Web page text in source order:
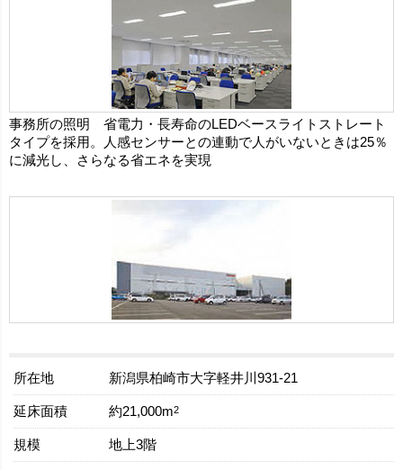
事務所の照明 省電力・長寿命のLEDベースライトストレート
タイプを採用。人感センサーとの連動で人がいないときは25％
に減光し、さらなる省エネを実現
所在地 新潟県柏崎市大字軽井川931-21
延床面積 約21,000m2
規模 地上3階